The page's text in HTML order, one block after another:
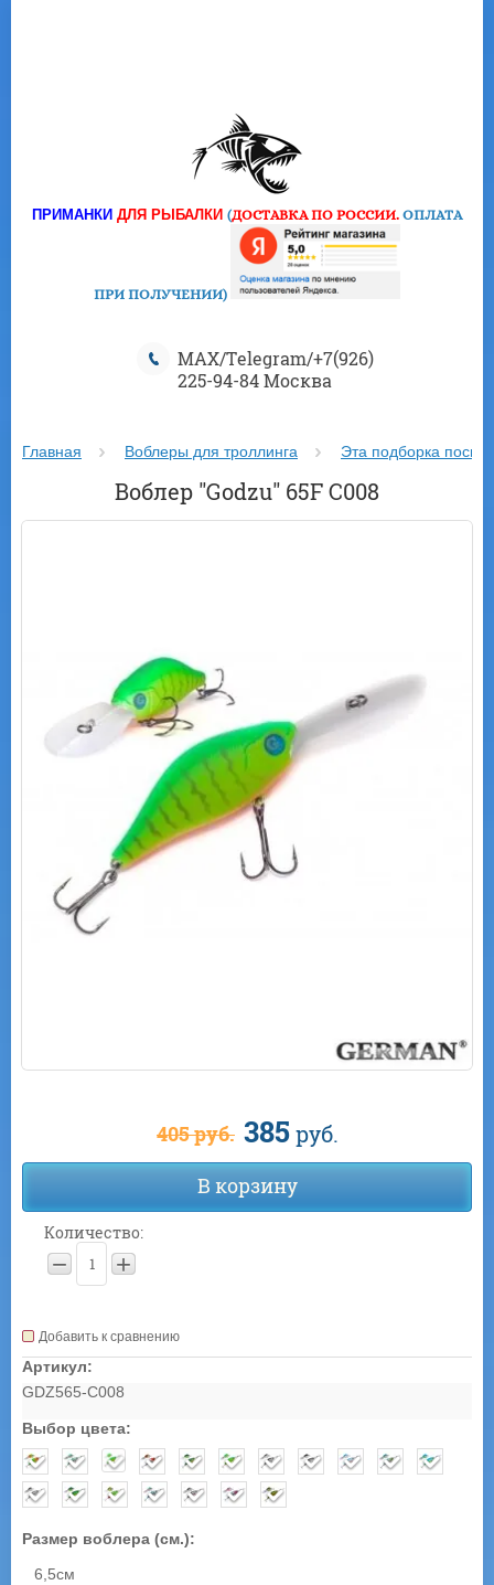
ПРИМАНКИ ДЛЯ РЫБАЛКИ (ДОСТАВКА ПО РОССИИ. ОПЛАТА
ПРИ ПОЛУЧЕНИИ)
MAX/Telegram/+7(926)
225-94-84 Москва
Главная Воблеры для троллинга Эта подборка
Воблер "Godzu" 65F C008
405руб. 385 руб.
В корзину
Количество:
− +
Добавить к сравнению
Артикул:
GDZ565-C008
Выбор цвета:
Размер воблера (см.):
6,5см